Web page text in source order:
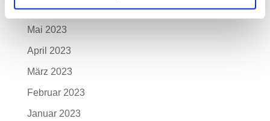
Juni 2023
Mai 2023
April 2023
März 2023
Februar 2023
Januar 2023